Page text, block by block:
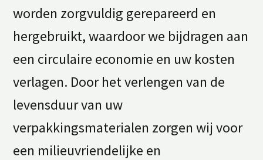
worden zorgvuldig gerepareerd en
hergebruikt, waardoor we bijdragen aan
een circulaire economie en uw kosten
verlagen. Door het verlengen van de
levensduur van uw
verpakkingsmaterialen zorgen wij voor
een milieuvriendelijke en